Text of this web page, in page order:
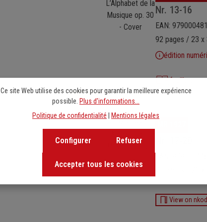
Nr. 13-16
EAN:
92 pages / 23 x
édition
feuilleter
Ignorer la galerie d'images
EAN:
70 pages / 23
View on
Ce site Web utilise des cookies pour garantir la meilleure expérience
possible. Plus d'informations...
Politique de confidentialité | Mentions légales
Refuser
Configurer
Accepter tous les cookies